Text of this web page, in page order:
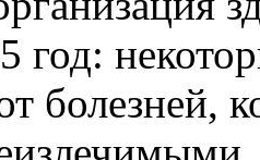
год:
болезней,